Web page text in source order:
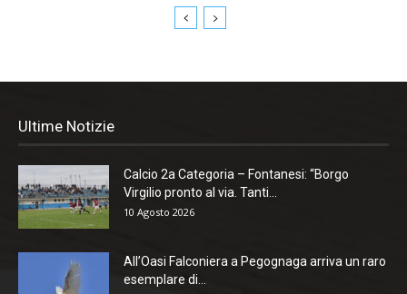
Ultime Notizie
Calcio 2a Categoria – Fontanesi: “Borgo
Virgilio pronto al via. Tanti...
10 Agosto 2026
All’Oasi Falconiera a Pegognaga arriva un raro
esemplare di...